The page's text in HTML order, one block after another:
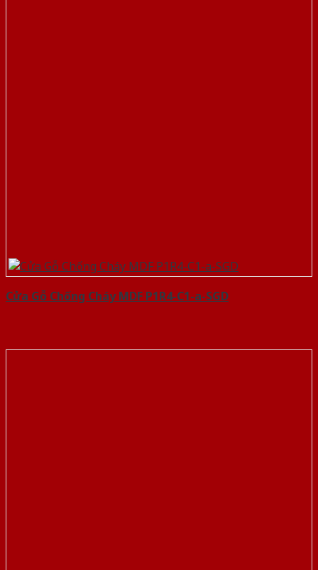
Cửa Gỗ Chống Cháy MDF P1R4-C1-a-SGD